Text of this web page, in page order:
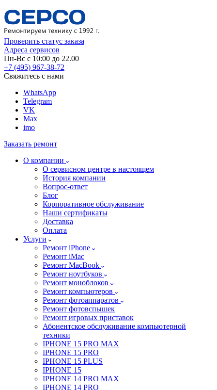
Проверить статус заказа
Адреса сервисов
Пн-Вс с 10:00 до 22.00
+7 (495) 967-38-72
Свяжитесь с нами
WhatsApp
Telegram
VK
Max
imo
Заказать ремонт
О компании
О сервисном центре в настоящем
История компании
Вопрос-ответ
Блог
Корпоративное обслуживание
Наши сертификаты
Доставка
Оплата
Услуги
Ремонт iPhone
Ремонт iMac
Ремонт MacBook
Ремонт ноутбуков
Ремонт моноблоков
Ремонт компьютеров
Ремонт фотоаппаратов
Ремонт фотовспышек
Ремонт игровых приставок
Абонентское обслуживание компьютерной
техники
IPHONE 15 PRO MAX
IPHONE 15 PRO
IPHONE 15 PLUS
IPHONE 15
IPHONE 14 PRO MAX
IPHONE 14 PRO